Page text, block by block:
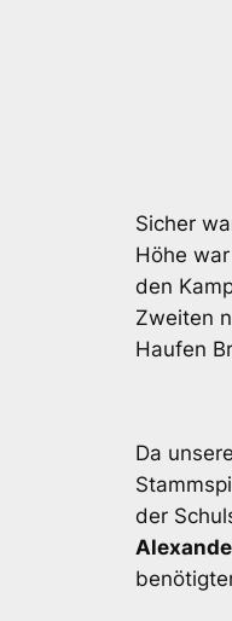
Sicher
Höhe
den
Zweiten
Haufen
Da
der